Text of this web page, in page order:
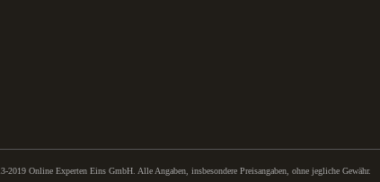
2019 Online Experten Eins GmbH. Alle Angaben, insbesondere Preisangaben, ohne jegliche Gewähr.